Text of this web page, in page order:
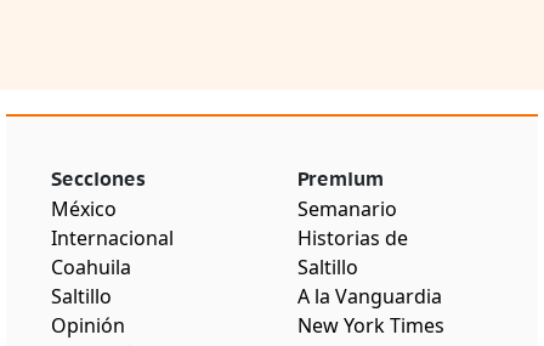
Secciones
México
Internacional
Coahuila
Saltillo
Opinión
Premium
Semanario
Historias de
Saltillo
A la Vanguardia
New York Times